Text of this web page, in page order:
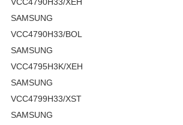
SAMSUNG
VCC4790H33/BOL
SAMSUNG
VCC4795H3K/XEH
SAMSUNG
VCC4799H33/XST
SAMSUNG